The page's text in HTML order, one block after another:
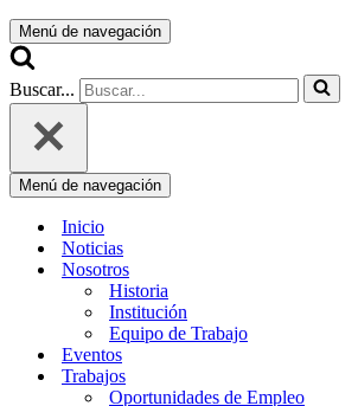
Menú de navegación
Buscar...
Menú de navegación
Inicio
Noticias
Nosotros
Historia
Institución
Equipo de Trabajo
Eventos
Trabajos
Oportunidades de Empleo